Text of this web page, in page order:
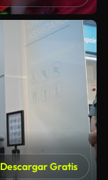
Descargar Gratis